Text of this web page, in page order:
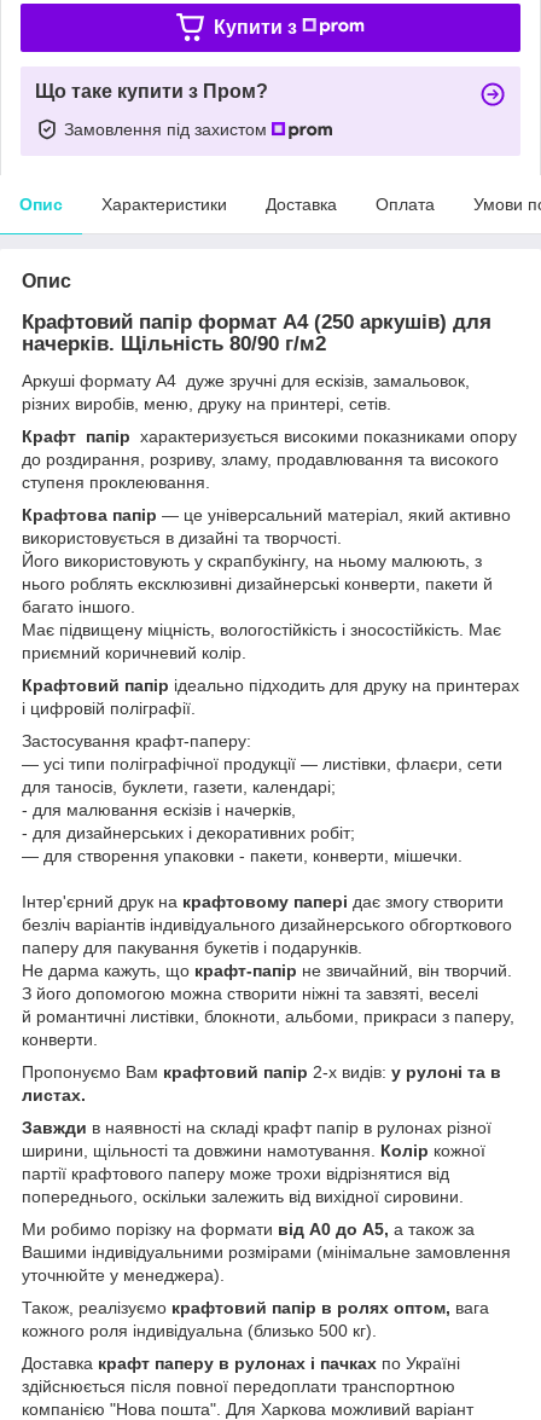
Купити з
Що таке купити з Пром?
Замовлення під захистом
Опис Характеристики Доставка Оплата Умови
Опис
Крафтовий папір формат А4 (250 аркушів) для
начерків. Щільність 80/90 г/м2
Аркуші формату А4 дуже зручні для ескізів, замальовок,
різних виробів, меню, друку на принтері, сетів.
Крафт папір характеризується високими показниками опору
до роздирання, розриву, зламу, продавлювання та високого
ступеня проклеювання.
Крафтова папір — це універсальний матеріал, який активно
використовується в дизайні та творчості.
Його використовують у скрапбукінгу, на ньому малюють, з
нього роблять ексклюзивні дизайнерські конверти, пакети й
багато іншого.
Має підвищену міцність, вологостійкість і зносостійкість. Має
приємний коричневий колір.
Крафтовий папір ідеально підходить для друку на принтерах
і цифровій поліграфії.
Застосування крафт-паперу:
— усі типи поліграфічної продукції — листівки, флаєри, сети
для таносів, буклети, газети, календарі;
- для малювання ескізів і начерків,
- для дизайнерських і декоративних робіт;
— для створення упаковки - пакети, конверти, мішечки.
Інтер'єрний друк на крафтовому папері дає змогу створити
безліч варіантів індивідуального дизайнерського обгорткового
паперу для пакування букетів і подарунків.
Не дарма кажуть, що крафт-папір не звичайний, він творчий.
З його допомогою можна створити ніжні та завзяті, веселі
й романтичні листівки, блокноти, альбоми, прикраси з паперу,
конверти.
Пропонуємо Вам крафтовий папір 2-х видів: у рулоні та в
листах.
Завжди в наявності на складі крафт папір в рулонах різної
ширини, щільності та довжини намотування.
Колір кожної
партії крафтового паперу може трохи відрізнятися від
попереднього, оскільки залежить від вихідної сировини.
Ми робимо порізку на формати від А0 до А5, а також за
Вашими індивідуальними розмірами (мінімальне замовлення
уточнюйте у менеджера).
Також, реалізуємо крафтовий папір в ролях оптом, вага
кожного роля індивідуальна (близько 500 кг).
Доставка крафт паперу в рулонах і пачках по Україні
здійснюється після повної передоплати транспортною
компанією "Нова пошта". Для Харкова можливий варіант